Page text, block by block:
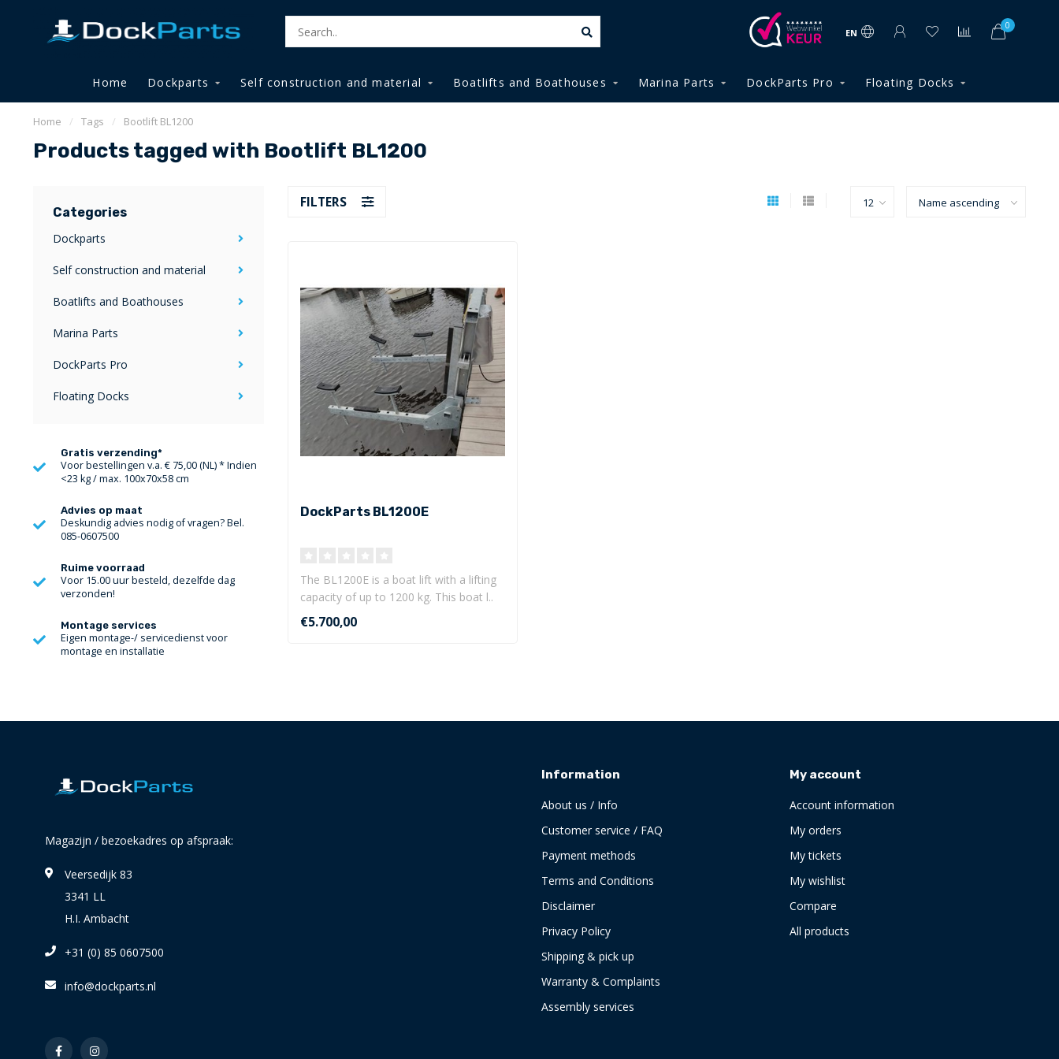
EN
0
Home Dockparts Self construction and material Boatlifts and Boathouses Marina Parts DockParts Pro Floating Docks
Home / Tags / Bootlift BL1200
Products tagged with Bootlift BL1200
Categories
Dockparts
Self construction and material
Boatlifts and Boathouses
Marina Parts
DockParts Pro
Floating Docks
Gratis verzending*
Voor bestellingen v.a. € 75,00 (NL) * Indien
<23 kg / max. 100x70x58 cm
Advies op maat
Deskundig advies nodig of vragen? Bel.
085-0607500
Ruime voorraad
Voor 15.00 uur besteld, dezelfde dag
verzonden!
Montage services
Eigen montage-/ servicedienst voor
montage en installatie
FILTERS
DockParts BL1200E
The BL1200E is a boat lift with a lifting
capacity of up to 1200 kg. This boat l..
€5.700,00
Magazijn / bezoekadres op afspraak:
Veersedijk 83
3341 LL
H.I. Ambacht
+31 (0) 85 0607500
info@dockparts.nl
Information
About us / Info
Customer service / FAQ
Payment methods
Terms and Conditions
Disclaimer
Privacy Policy
Shipping & pick up
Warranty & Complaints
Assembly services
My account
Account information
My orders
My tickets
My wishlist
Compare
All products